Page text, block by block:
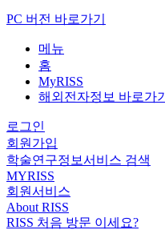
PC 버전 바로가기
메뉴
홈
MyRISS
해외전자정보 바로가기
로그인
회원가입
학술연구정보서비스 검색
MYRISS
회원서비스
About RISS
RISS 처음 방문 이세요?